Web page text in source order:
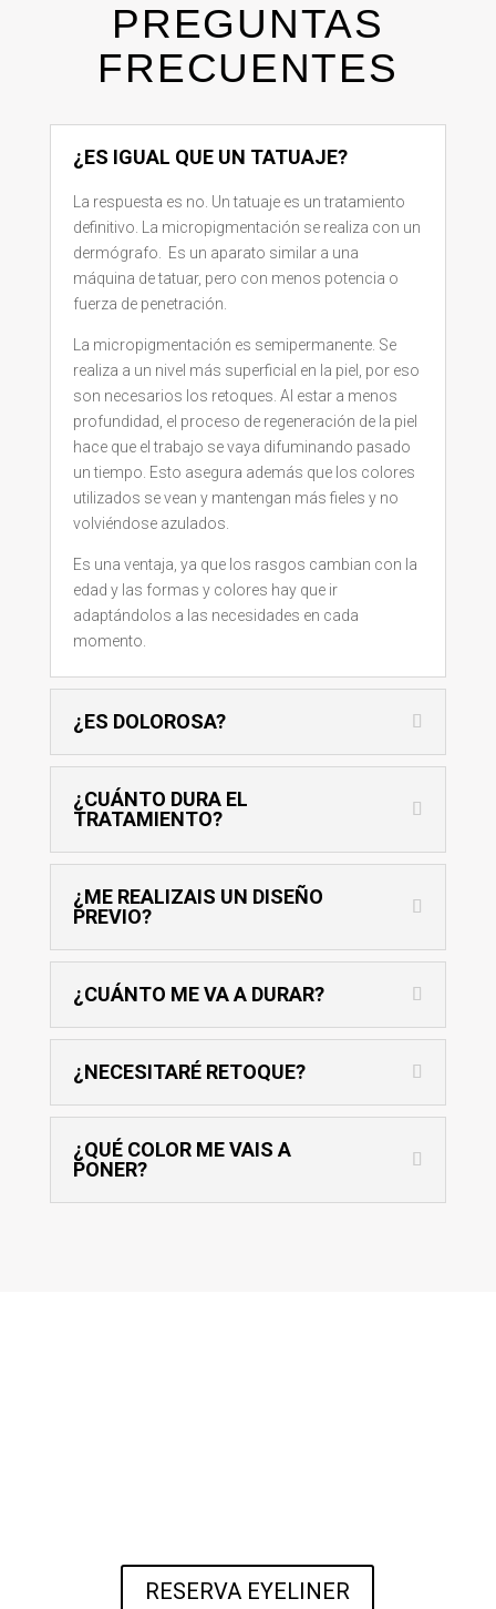
PREGUNTAS
FRECUENTES
¿ES IGUAL QUE UN TATUAJE?
La respuesta es no. Un tatuaje es un tratamiento
definitivo. La micropigmentación se realiza con un
dermógrafo. Es un aparato similar a una
máquina de tatuar, pero con menos potencia o
fuerza de penetración.
La micropigmentación es semipermanente. Se
realiza a un nivel más superficial en la piel, por eso
son necesarios los retoques. Al estar a menos
profundidad, el proceso de regeneración de la piel
hace que el trabajo se vaya difuminando pasado
un tiempo. Esto asegura además que los colores
utilizados se vean y mantengan más fieles y no
volviéndose azulados.
Es una ventaja, ya que los rasgos cambian con la
edad y las formas y colores hay que ir
adaptándolos a las necesidades en cada
momento.
¿ES DOLOROSA?
¿CUÁNTO DURA EL
TRATAMIENTO?
¿ME REALIZAIS UN DISEÑO
PREVIO?
¿CUÁNTO ME VA A DURAR?
¿NECESITARÉ RETOQUE?
¿QUÉ COLOR ME VAIS A
PONER?
RESERVA EYELINER